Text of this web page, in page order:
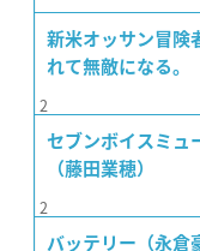
新米オッサン冒険
れて無敵になる。
2
セブンボイスミュ
（藤田業穂）
2
バッテリー（永倉